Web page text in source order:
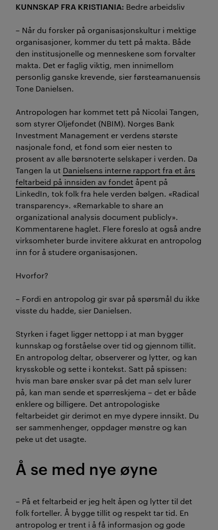
KUNNSKAP FRA KRISTIANIA: Bedre arbeidsliv
– Når du forsker på organisasjonskultur i mektige
organisasjoner, kommer du tett på makta. Både
den institusjonelle og menneskene som forvalter
makta. Det er faglig viktig, men innimellom
personlig ganske krevende, sier førsteamanuensis
Tone Danielsen.
Antropologen har kommet tett på Nicolai Tangen,
som styrer Oljefondet (NBIM). Norges Bank
Investment Management er verdens største
nasjonale fond, et fond som eier nesten to
prosent av alle børsnoterte selskaper i verden. Da
Tangen la ut Danielsens interne rapport fra et års
feltarbeid på innsiden av fondet åpent på
LinkedIn, tok folk fra hele verden bølgen. «Radical
transparency». «Remarkable to share an
organizational analysis document publicly».
Kommentarene haglet. Flere foreslo at også andre
virksomheter burde invitere akkurat en antropolog
inn for å studere organisasjonen.
Hvorfor?
– Fordi en antropolog gir svar på spørsmål du ikke
visste du hadde, sier Danielsen.
Styrken i faget ligger nettopp i at man bygger
kunnskap og forståelse over tid og gjennom tillit.
En antropolog deltar, observerer og lytter, og kan
krysskoble og sette i kontekst. Satt på spissen:
hvis man bare ønsker svar på det man selv lurer
på, kan man sende et spørreskjema – det er både
enklere og billigere. Det antropologiske
feltarbeidet gir derimot en mye dypere innsikt. Du
ser sammenhenger, oppdager mønstre og kan
peke ut det usagte.
Å se med nye øyne
– På et feltarbeid er jeg helt åpen og lytter til det
folk forteller. Å bygge tillit og respekt tar tid. En
antropolog er trent i å få informasjon og gode